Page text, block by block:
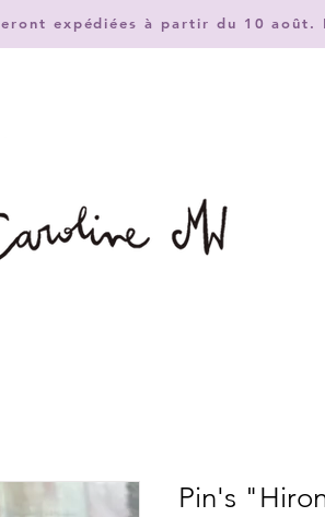
expédiées à partir du 10 août.
Pin's